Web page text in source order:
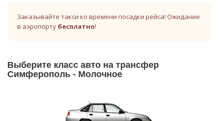
Заказывайте такси ко времени посадки рейса! Ожидание
в аэропорту бесплатно!
Выберите класс авто на трансфер
Симферополь - Молочное